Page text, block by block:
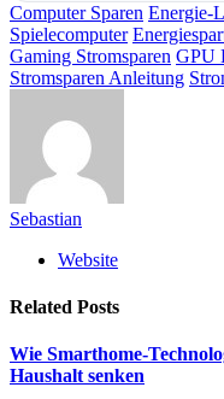
Computer Sparen Energie-
Spielecomputer
Gaming Stromsparen GPU
Stromsparen Anleitung
Sebastian
Website
Related Posts
Wie Smarthome-
Haushalt senken